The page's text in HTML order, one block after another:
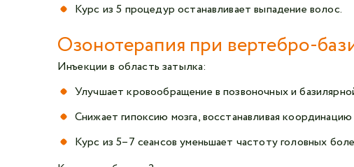
Курс из 5 процедур останавливает выпадение волос.
Озонотерапия при вертебро-
Инъекции в область затылка:
Улучшает кровообращение в позвоночных и
Снижает гипоксию мозга, восстанавливая
Курс из 5–7 сеансов уменьшает частоту головных